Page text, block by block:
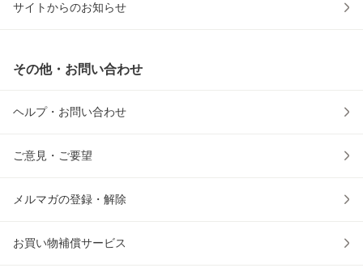
サイトからのお知らせ
その他・お問い合わせ
ヘルプ・お問い合わせ
ご意見・ご要望
メルマガの登録・解除
お買い物補償サービス